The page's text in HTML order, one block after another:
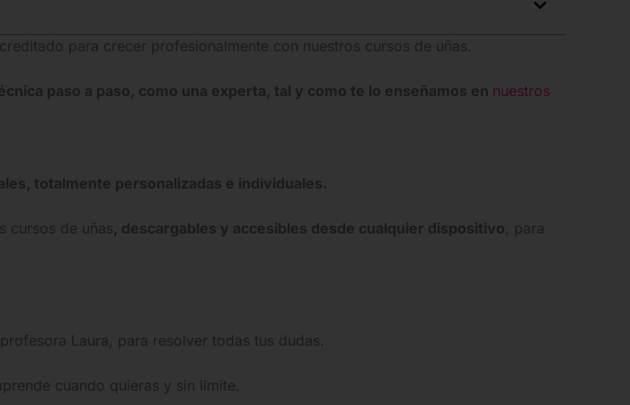
para crecer profesionalmente con nuestros cursos de uñas.
paso a paso, como una experta, tal y como te lo enseñamos en nuestros
totalmente personalizadas e individuales.
cursos de uñas, descargables y accesibles desde cualquier dispositivo, para
Laura, para resolver todas tus dudas.
cuando quieras y sin límite.